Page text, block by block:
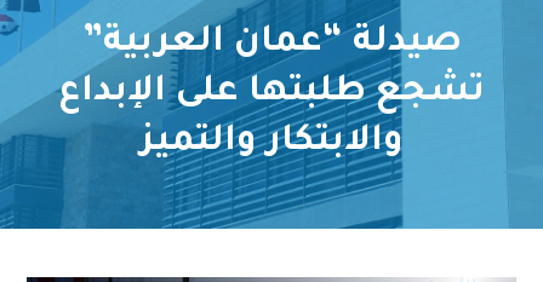
صيدلة “عمان العربية”
تشجع طلبتها على الإبداع
والابتكار والتميز